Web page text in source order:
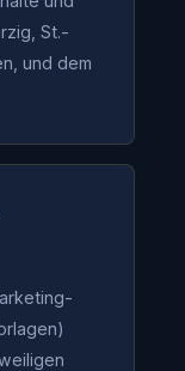
St.-
und dem